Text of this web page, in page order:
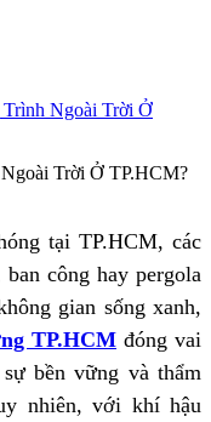
Ngoài Trời Ở
Trời Ở TP.HCM?
tại TP.HCM, các
công hay pergola
gian sống xanh,
TP.HCM đóng vai
bền vững và thẩm
nhiên, với khí hậu